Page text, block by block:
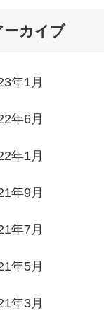
ーカイブ
年1月
年6月
年1月
年9月
年7月
年5月
年3月